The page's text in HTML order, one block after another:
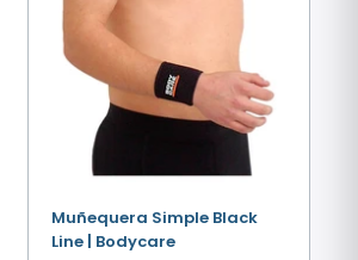
Muñequera Simple Black
Line | Bodycare